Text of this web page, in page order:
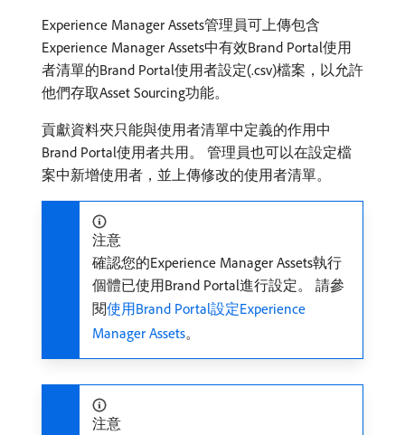
Experience Manager Assets管理員可上傳包含
Experience Manager Assets中有效Brand Portal使用
者清單的Brand Portal使用者設定(.csv)檔案，以允許
他們存取Asset Sourcing功能。
貢獻資料夾只能與使用者清單中定義的作用中
Brand Portal使用者共用。 管理員也可以在設定檔
案中新增使用者，並上傳修改的使用者清單。
注意
確認您的Experience Manager Assets執行
個體已使用Brand Portal進行設定。 請參
閱使用Brand Portal設定Experience
Manager Assets。
注意